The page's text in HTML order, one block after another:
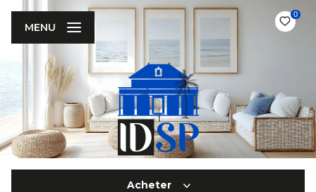
0
MENU
Acheter